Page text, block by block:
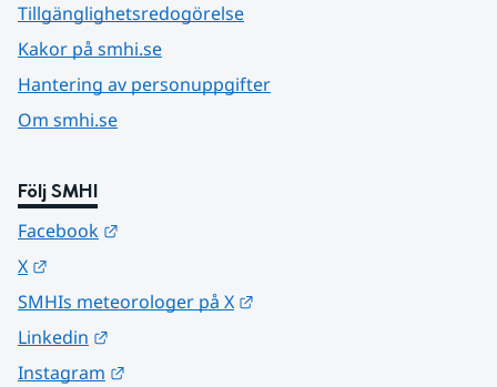
Tillgänglighetsredogörelse
Kakor på smhi.se
Hantering av personuppgifter
Om smhi.se
Följ SMHI
Facebook
X
SMHIs meteorologer på X
Linkedin
Instagram